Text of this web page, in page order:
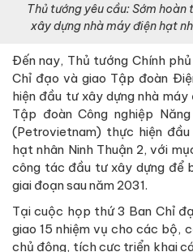
Thủ tướng yêu cầu: Sớm
xây dựng nhà máy điện hạt
Đến nay, Thủ tướng Chính
Chỉ đạo và giao Tập đoàn
hiện đầu tư xây dựng nhà máy
Tập đoàn Công nghiệp
(Petrovietnam) thực hiện
hạt nhân Ninh Thuận 2, với
công tác đầu tư xây dựng để
giai đoạn sau năm 2031.
Tại cuộc họp thứ 3 Ban Chỉ
giao 15 nhiệm vụ cho các bộ,
chủ động, tích cực triển khai